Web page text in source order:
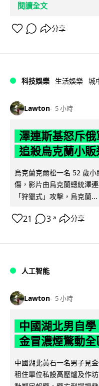
閱讀全文
分享
科技娛樂 生活娛樂 城
Lawton 5 小時
澤連斯基怒斥
追殺烏克蘭小
烏克蘭克爾松一名 52 歲
傷，影片由烏克蘭總統澤
「狩獵式」攻擊，烏克蘭...
21 3 ↗ 分享
人工智能
Lawton 5 小時
中國湖北男自
金冒濃煙驚動全
中國湖北黃石一名男子見
租住單位私設高壓爐及作